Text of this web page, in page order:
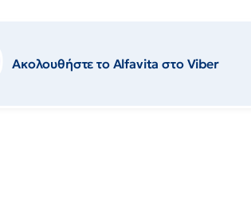
Ακολουθήστε το Αlfavita στο Viber